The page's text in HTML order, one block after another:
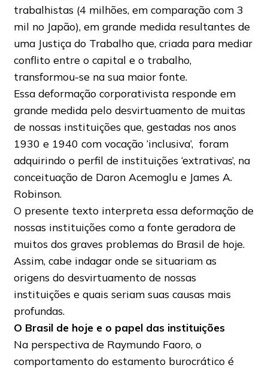
trabalhistas (4 milhões, em comparação com 3
mil no Japão), em grande medida resultantes de
uma Justiça do Trabalho que, criada para mediar
conflito entre o capital e o trabalho,
transformou-se na sua maior fonte.
Essa deformação corporativista responde em
grande medida pelo desvirtuamento de muitas
de nossas instituições que, gestadas nos anos
1930 e 1940 com vocação ‘inclusiva’, foram
adquirindo o perfil de instituições ‘extrativas’, na
conceituação de Daron Acemoglu e James A.
Robinson.
O presente texto interpreta essa deformação de
nossas instituições como a fonte geradora de
muitos dos graves problemas do Brasil de hoje.
Assim, cabe indagar onde se situariam as
origens do desvirtuamento de nossas
instituições e quais seriam suas causas mais
profundas.
O Brasil de hoje e o papel das instituições
Na perspectiva de Raymundo Faoro, o
comportamento do estamento burocrático é